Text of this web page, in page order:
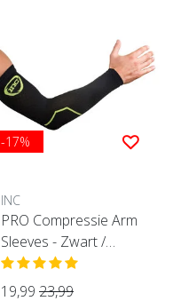
-17%
INC
PRO Compressie Arm
Sleeves - Zwart /
Groen
19,99 23,99